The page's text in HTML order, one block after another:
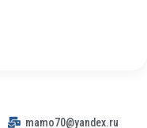
mamo70@yandex.ru